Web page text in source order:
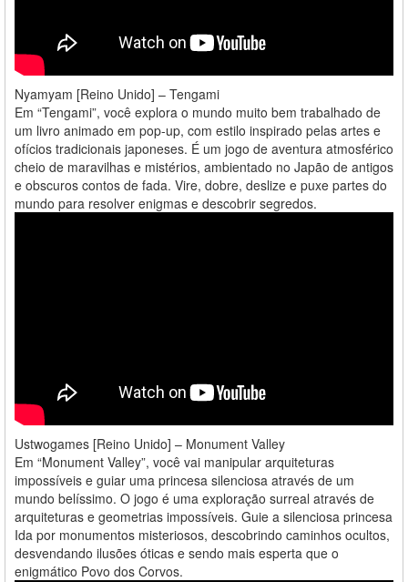
Nyamyam [Reino Unido] – Tengami
Em “Tengami”, você explora o mundo muito bem trabalhado de
um livro animado em pop-up, com estilo inspirado pelas artes e
ofícios tradicionais japoneses. É um jogo de aventura atmosférico
cheio de maravilhas e mistérios, ambientado no Japão de antigos
e obscuros contos de fada. Vire, dobre, deslize e puxe partes do
mundo para resolver enigmas e descobrir segredos.
Ustwogames [Reino Unido] – Monument Valley
Em “Monument Valley”, você vai manipular arquiteturas
impossíveis e guiar uma princesa silenciosa através de um
mundo belíssimo. O jogo é uma exploração surreal através de
arquiteturas e geometrias impossíveis. Guie a silenciosa princesa
Ida por monumentos misteriosos, descobrindo caminhos ocultos,
desvendando ilusões óticas e sendo mais esperta que o
enigmático Povo dos Corvos.